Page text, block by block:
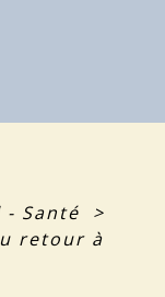
- Santé
>
retour à